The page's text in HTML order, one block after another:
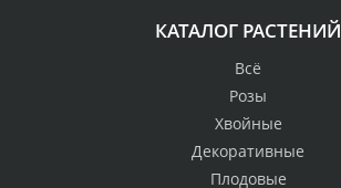
КАТАЛОГ РАСТЕНИЙ
Всё
Розы
Хвойные
Декоративные
Плодовые